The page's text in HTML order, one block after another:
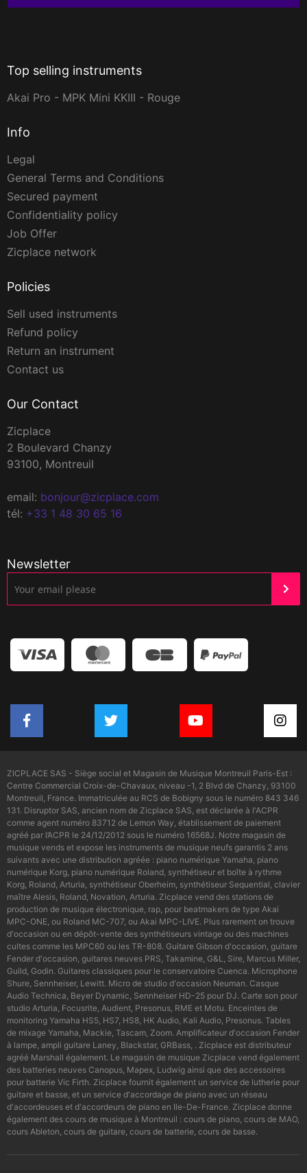
Top selling instruments
Akai Pro - MPK Mini KKIII - Rouge
Info
Legal
General Terms and Conditions
Secured payment
Confidentiality policy
Job Offer
Zicplace network
Policies
Sell used instruments
Refund policy
Return an instrument
Contact us
Our Contact
Zicplace
2 Boulevard Chanzy
93100, Montreuil
email: bonjour@zicplace.com
tél: +33 1 48 30 65 16
Newsletter
ZICPLACE SAS - Siège social et Magasin de Musique Montreuil Paris-Est :
Centre Commercial Croix-de-Chavaux, niveau -1, 2 Blvd de Chanzy, 93100
Montreuil, France. Immatriculée au RCS de Bobigny sous le numéro 843 346
131. Disruptor SAS, ancien nom de Zicplace SAS, est déclarée à l'ACPR
comme agent numéro 83712 de Lemon Way, établissement de paiement
agréé par l’ACPR le 24/12/2012 sous le numéro 16568J. Notre magasin de
musique vends et expose les instruments de musique neufs garantis 2 ans
suivants avec une distribution agréée : piano numérique Yamaha, piano
numérique Korg, piano numérique Roland, synthétiseur et boîte à rythme
Korg, Roland, Arturia, synthétiseur Oberheim, synthétiseur Sequential, clavier
maître Alesis, Roland, Novation, Arturia. Zicplace vend des stations de
production de musique électronique, rap, pour beatmakers de type Akai
MPC-ONE, ou Roland MC-707, ou Akai MPC-LIVE. Plus rarement on trouve
d'occasion ou en dépôt-vente des synthétiseurs vintage ou des machines
cultes comme les MPC60 ou les TR-808. Guitare Gibson d'occasion, guitare
Fender d'occasion, guitares neuves PRS, Takamine, G&L, Sire, Marcus Miller,
Guild, Godin. Guitares classiques pour le conservatoire Cuenca. Microphone
Shure, Sennheiser, Lewitt. Micro de studio d'occasion Neuman. Casque
Audio Technica, Beyer Dynamic, Sennheiser HD-25 pour DJ. Carte son pour
studio Arturia, Focusrite, Audient, Presonus, RME et Motu. Enceintes de
monitoring Yamaha HS5, HS7, HS8, HK Audio, Kali Audio, Presonus. Tables
de mixage Yamaha, Mackie, Tascam, Zoom. Amplificateur d'occasion Fender
à lampe, ampli guitare Laney, Blackstar, GRBass, . Zicplace est distributeur
agréé Marshall également. Le magasin de musique Zicplace vend également
des batteries neuves Canopus, Mapex, Ludwig ainsi que des accessoires
pour batterie Vic Firth. Zicplace fournit également un service de lutherie pour
guitare et basse, et un service d'accordage de piano avec un réseau
d'accordeuses et d'accordeurs de piano en Ile-De-France. Zicplace donne
également des cours de musique à Montreuil : cours de piano, cours de MAO,
cours Ableton, cours de guitare, cours de batterie, cours de basse.